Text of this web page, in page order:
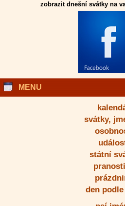
zobrazit dnešní svátky na
MENU
svátky,
státní
den